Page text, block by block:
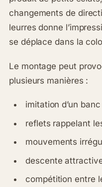
changements de
leurres donne
se déplace dans la
Le montage peut
plusieurs manières :
imitation d’un
reflets rappelant
mouvements
descente
compétition entre